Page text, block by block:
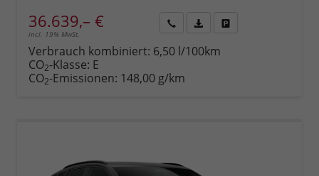
36.639,– €
incl. 19% MwSt.
anfordern
Datei,
Verbrauch kombiniert: 6,50 l/100km
CO2-Klasse: E
CO2-Emissionen: 148,00 g/km